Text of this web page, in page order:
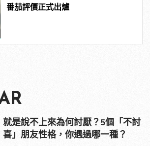
番茄評價正式出爐
就是說不上來為何討厭？5個「不討
喜」朋友性格，你遇過哪一種？